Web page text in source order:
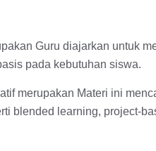
Guru diajarkan untuk
pada kebutuhan siswa.
merupakan Materi ini
blended learning, project-